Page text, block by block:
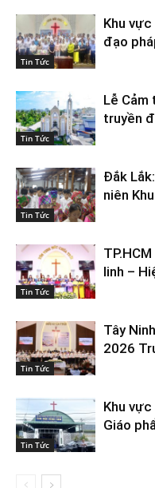
Tin Tức
Khu
đạo
Tin Tức
Lễ Cảm
truyền
Tin Tức
Đắk
niên
Tin Tức
linh –
Tin Tức
Tây
2026
Tin Tức
Khu
Giáo